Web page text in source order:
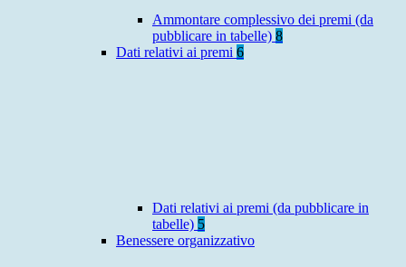
Ammontare complessivo dei premi (da
pubblicare in tabelle) 8
Dati relativi ai premi 6
Dati relativi ai premi (da pubblicare in
tabelle) 5
Benessere organizzativo